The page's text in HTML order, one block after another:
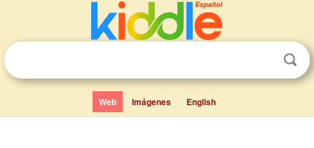
Web Imágenes English